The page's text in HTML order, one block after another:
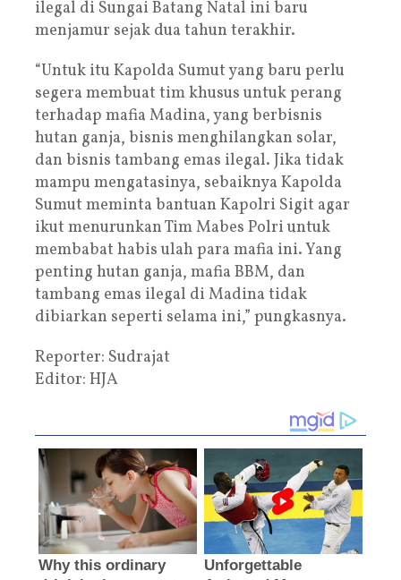
ilegal di Sungai Batang Natal ini baru
menjamur sejak dua tahun terakhir.
“Untuk itu Kapolda Sumut yang baru perlu
segera membuat tim khusus untuk perang
terhadap mafia Madina, yang berbisnis
hutan ganja, bisnis menghilangkan solar,
dan bisnis tambang emas ilegal. Jika tidak
mampu mengatasinya, sebaiknya Kapolda
Sumut meminta bantuan Kapolri Sigit agar
ikut menurunkan Tim Mabes Polri untuk
membabat habis ulah para mafia ini. Yang
penting hutan ganja, mafia BBM, dan
tambang emas ilegal di Madina tidak
dibiarkan seperti selama ini,” pungkasnya.
Reporter: Sudrajat
Editor: HJA